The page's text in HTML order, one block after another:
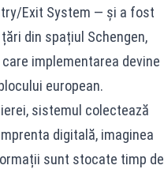
Exit System — și a fost
din spațiul Schengen,
implementarea devine
european.
sistemul colectează
digitală, imaginea
sunt stocate timp de